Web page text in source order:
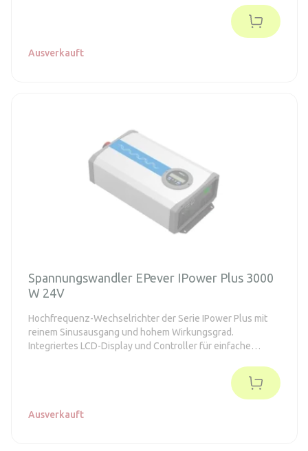
Ausverkauft
Spannungswandler EPever IPower Plus 3000
W 24V
Hochfrequenz-Wechselrichter der Serie IPower Plus mit
reinem Sinusausgang und hohem Wirkungsgrad.
Integriertes LCD-Display und Controller für einfache
Ausverkauft